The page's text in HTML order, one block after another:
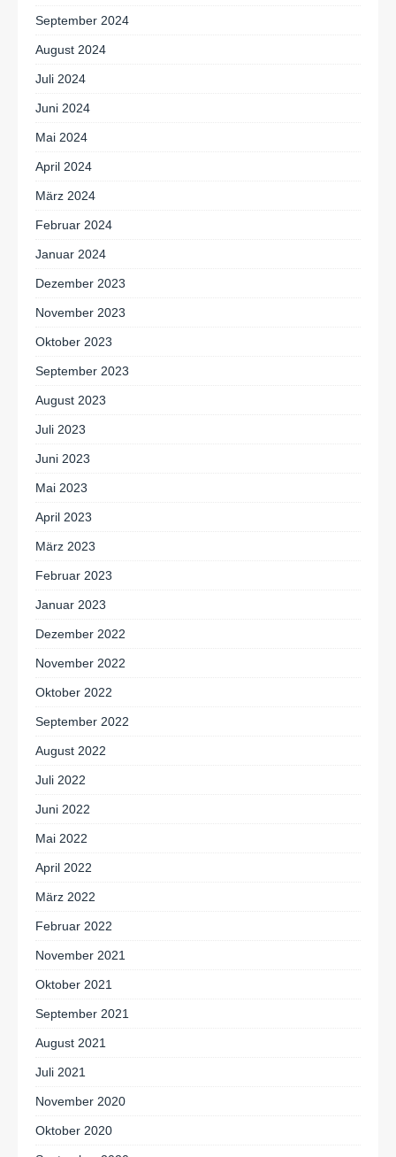
September 2024
August 2024
Juli 2024
Juni 2024
Mai 2024
April 2024
März 2024
Februar 2024
Januar 2024
Dezember 2023
November 2023
Oktober 2023
September 2023
August 2023
Juli 2023
Juni 2023
Mai 2023
April 2023
März 2023
Februar 2023
Januar 2023
Dezember 2022
November 2022
Oktober 2022
September 2022
August 2022
Juli 2022
Juni 2022
Mai 2022
April 2022
März 2022
Februar 2022
November 2021
Oktober 2021
September 2021
August 2021
Juli 2021
November 2020
Oktober 2020